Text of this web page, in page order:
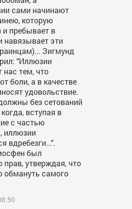
сами начинают
которую
пребывает в
навязывает эти
Зигмунд
"Иллюзии
нас тем, что
боли, а в качестве
удовольствие.
без сетований
вступая в
с частью
иллюзии
вдребезги...".
был
прав, утверждая, что
обмануть самого